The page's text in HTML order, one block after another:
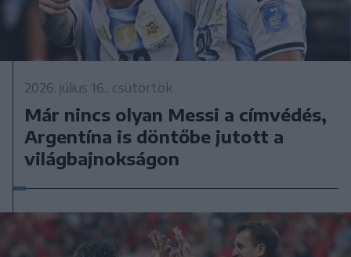
2026. július 16., csütörtök
Már nincs olyan Messi a címvédés,
Argentína is döntőbe jutott a
világbajnokságon